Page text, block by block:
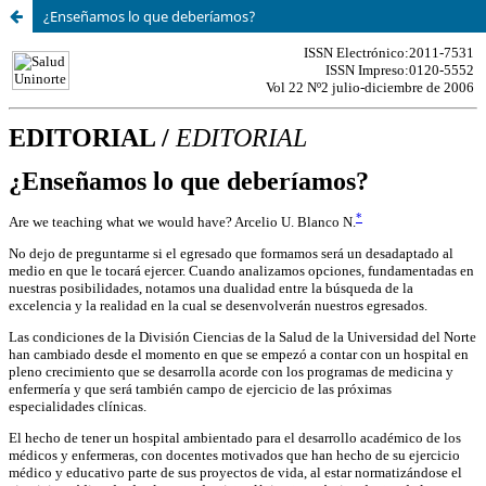
¿Enseñamos lo que deberíamos?